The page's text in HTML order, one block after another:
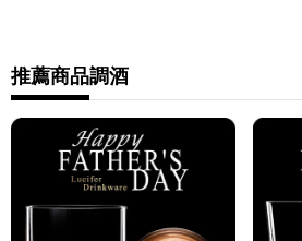
•7-11 - 運費 60 元，NT 600 享免
•全家 - 運費 60 元，NT 600 享
新竹物流 - 運費 80 元
黑貓(包裹90cm以下) - 運費
• 黑貓(包裹91~120cm) - 運費
推薦商品調酒